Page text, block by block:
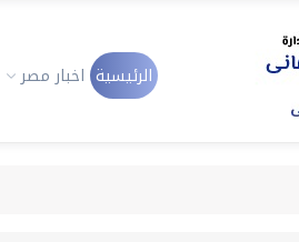
الرئيسية اخبار مصر